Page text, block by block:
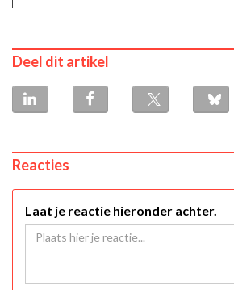
Deel dit artikel
Reacties
Laat je reactie hieronder achter.